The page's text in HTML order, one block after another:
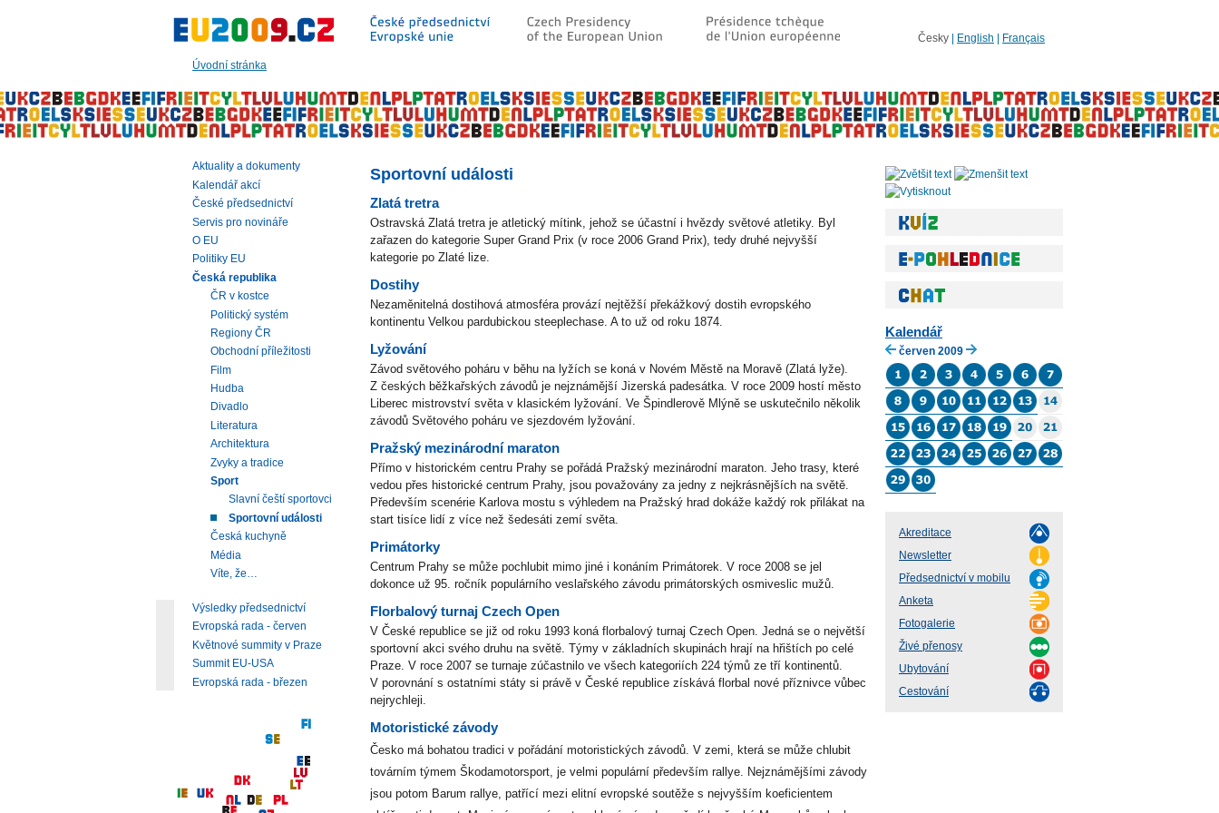
Česky English Français
Úvodní stránka
hlavní
|
navigaci
|
vyhledávání
Sportovní události
Zlatá tretra
Ostravská Zlatá tretra je atletický mítink, jehož se účastní i hvězdy světové atletiky. Byl
zařazen do kategorie Super Grand Prix (v roce 2006 Grand Prix), tedy druhé nejvyšší
kategorie po Zlaté lize.
Dostihy
Nezaměnitelná dostihová atmosféra provází nejtěžší překážkový dostih evropského
kontinentu Velkou pardubickou steeplechase . A to už od roku 1874.
Lyžování
Závod světového poháru v běhu na lyžích se koná v Novém Městě na Moravě (Zlatá lyže).
Z českých běžkařských závodů je nejznámější Jizerská padesátka. V roce 2009 hostí město
Liberec mistrovství světa v klasickém lyžování. Ve Špindlerově Mlýně se uskutečnilo několik
závodů Světového poháru ve sjezdovém lyžování.
Pražský mezinárodní maraton
Přímo v historickém centru Prahy se pořádá Pražský mezinárodní maraton. Jeho trasy, které
vedou přes historické centrum Prahy, jsou považovány za jedny z nejkrásnějších na světě.
Především scenérie Karlova mostu s výhledem na Pražský hrad dokáže každý rok přilákat na
start tisíce lidí z více než šedesáti zemí světa.
Primátorky
Centrum Prahy se může pochlubit mimo jiné i konáním Primátorek. V roce 2008 se jel
dokonce už 95. ročník populárního veslařského závodu primátorských osmiveslic mužů.
Florbalový turnaj Czech Open
V České republice se již od roku 1993 koná florbalový turnaj Czech Open. Jedná se o největší
sportovní akci svého druhu na světě. Týmy v základních skupinách hrají na hřištích po celé
Praze. V roce 2007 se turnaje zúčastnilo ve všech kategoriích 224 týmů ze tří kontinentů.
V porovnání s ostatními státy si právě v České republice získává florbal nové příznivce vůbec
nejrychleji.
Motoristické závody
Česko má bohatou tradici v pořádání motoristických závodů. V zemi, která se může chlubit
továrním týmem Škodamotorsport, je velmi populární především rallye. Nejznámějšími závody
jsou potom Barum rallye, patřící mezi elitní evropské soutěže s nejvyšším koeficientem
Kalendář
červen 2009
Akreditace
Newsletter
Předsednictví v mobilu
Anketa
Fotogalerie
Živé přenosy
Ubytování
Cestování
Aktuality a dokumenty
Kalendář akcí
České předsednictví
Servis pro novináře
O EU
Politiky EU
Česká republika
ČR v kostce
Politický systém
Regiony ČR
Obchodní příležitosti
Film
Hudba
Divadlo
Literatura
Architektura
Zvyky a tradice
Sport
Slavní čeští sportovci
Sportovní události
Česká kuchyně
Média
Víte, že…
Výsledky předsednictví
Evropská rada - červen
Květnové summity v Praze
Summit EU-USA
Evropská rada - březen